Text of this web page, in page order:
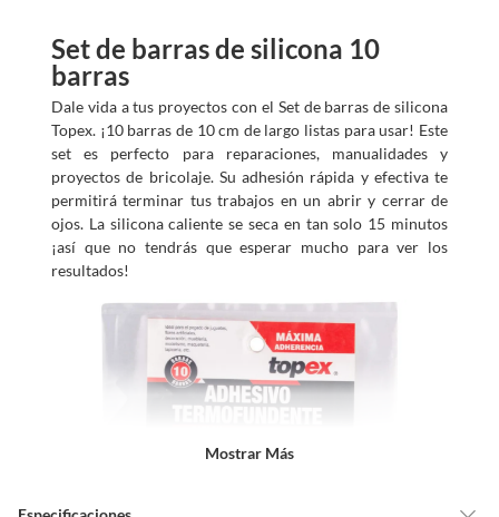
Set de barras de silicona 10
barras
Dale vida a tus proyectos con el Set de barras de silicona
Topex. ¡10 barras de 10 cm de largo listas para usar! Este
set es perfecto para reparaciones, manualidades y
proyectos de bricolaje. Su adhesión rápida y efectiva te
permitirá terminar tus trabajos en un abrir y cerrar de
ojos. La silicona caliente se seca en tan solo 15 minutos
¡así que no tendrás que esperar mucho para ver los
resultados!
Mostrar Más